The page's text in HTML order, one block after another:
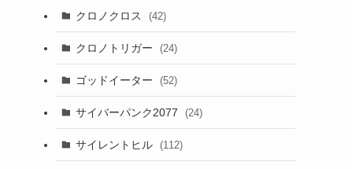
クロノクロス (42)
クロノトリガー (24)
ゴッドイーター (52)
サイバーパンク2077 (24)
サイレントヒル (112)